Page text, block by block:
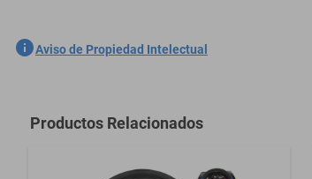
SKU
Modelo
Aviso de Propiedad Intelectual
Productos Relacionados